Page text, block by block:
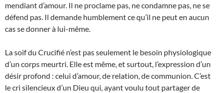
mendiant d’amour. Il ne proclame pas, ne condamne pas, ne se
défend pas. Il demande humblement ce qu’il ne peut en aucun
cas se donner à lui-même.
La soif du Crucifié n’est pas seulement le besoin physiologique
d’un corps meurtri. Elle est même, et surtout, l’expression d’un
désir profond : celui d’amour, de relation, de communion. C’est
le cri silencieux d’un Dieu qui, ayant voulu tout partager de